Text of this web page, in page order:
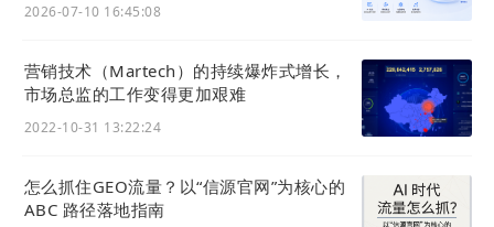
默认状态（未隐藏）
2026-07-10 16:45:08
营销技术（Martech）的持续爆炸式增长，
市场总监的工作变得更加艰难
2022-10-31 13:22:24
怎么抓住GEO流量？以“信源官网”为核心的
ABC 路径落地指南